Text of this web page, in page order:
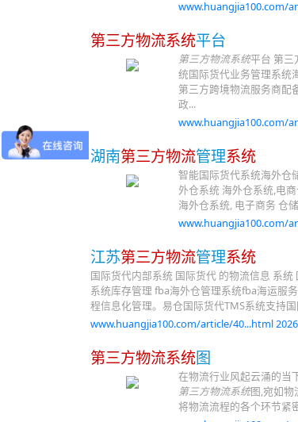
www.huangjia100.com/
第三方物流系统平台
第三方物流系统平台 第三
统国际货代业务管理系统
第三方跨境物流服务商配
政...
www.huangjia100.com/
湖南第三方物流管理系统
智能国际货代系统海外仓
外仓系统 海外仓系统,电
海外仓系统, 电子商务 仓
www.huangjia100.com/
江苏第三方物流管理系统
国际货代内部系统 国际货代 的物流信息 系统
系统库存管理 fba海外仓管理系统fba海运服
程信息化管理。易仓国际货代TMS系统支持
www.huangjia100.com/article/40...html
第三方物流系统图
在物流行业风起云涌的当
第三方物流系统图,宛如物
将物流流程的各个环节紧